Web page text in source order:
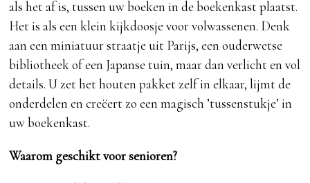
als het af is, tussen uw boeken in de boekenkast plaatst.
Het is als een klein kijkdoosje voor volwassenen. Denk
aan een miniatuur straatje uit Parijs, een ouderwetse
bibliotheek of een Japanse tuin, maar dan verlicht en vol
details. U zet het houten pakket zelf in elkaar, lijmt de
onderdelen en creëert zo een magisch ’tussenstukje’ in
uw boekenkast.
Waarom geschikt voor senioren?